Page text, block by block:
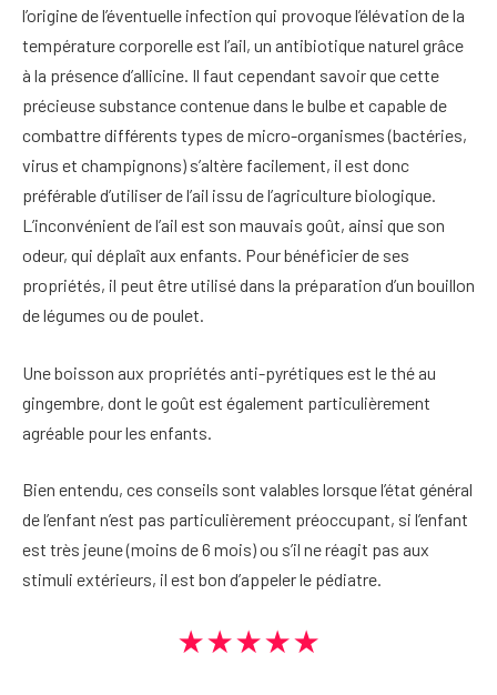
l’origine de l’éventuelle infection qui provoque l’élévation de la
température corporelle est l’ail, un antibiotique naturel grâce
à la présence d’allicine. Il faut cependant savoir que cette
précieuse substance contenue dans le bulbe et capable de
combattre différents types de micro-organismes (bactéries,
virus et champignons) s’altère facilement, il est donc
préférable d’utiliser de l’ail issu de l’agriculture biologique.
L’inconvénient de l’ail est son mauvais goût, ainsi que son
odeur, qui déplaît aux enfants. Pour bénéficier de ses
propriétés, il peut être utilisé dans la préparation d’un bouillon
de légumes ou de poulet.
Une boisson aux propriétés anti-pyrétiques est le thé au
gingembre, dont le goût est également particulièrement
agréable pour les enfants.
Bien entendu, ces conseils sont valables lorsque l’état général
de l’enfant n’est pas particulièrement préoccupant, si l’enfant
est très jeune (moins de 6 mois) ou s’il ne réagit pas aux
stimuli extérieurs, il est bon d’appeler le pédiatre.
★★★★★